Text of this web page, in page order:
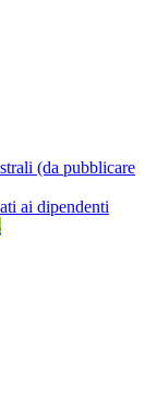
(da pubblicare
ai dipendenti